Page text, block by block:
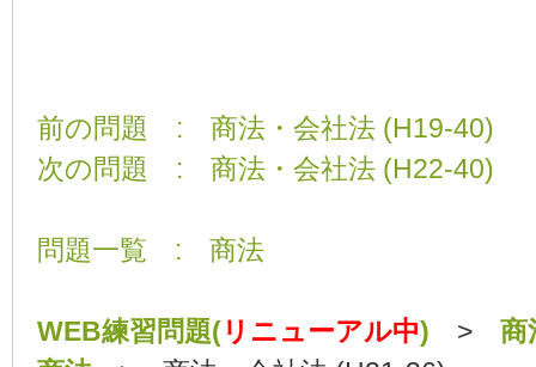
前の問題 : 商法・会社法 (H19-40)
次の問題 : 商法・会社法 (H22-40)
問題一覧 : 商法
WEB練習問題(リニューアル中) > 商